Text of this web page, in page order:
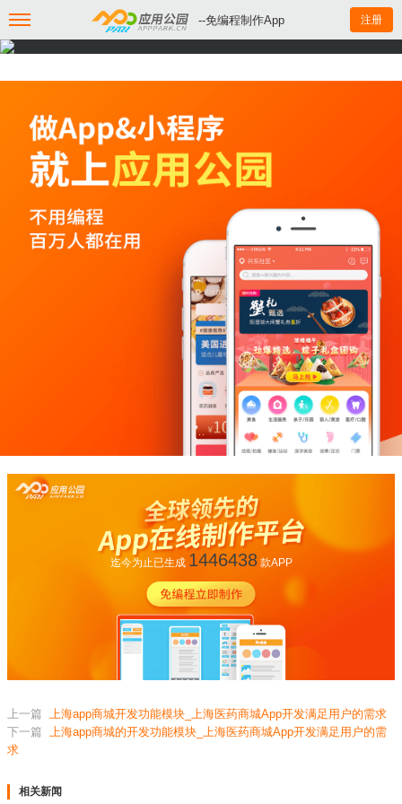
--免编程制作App 注册
迄今为止已生成 1446438款APP
上一篇 上海app商城开发功能模块_上海医药商城App开发满足用户的需求
下一篇 上海app商城的开发功能模块_上海医药商城App开发满足用户的需
求
相关新闻